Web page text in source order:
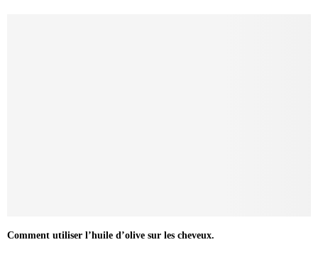
Comment utiliser l’huile d’olive sur les cheveux.